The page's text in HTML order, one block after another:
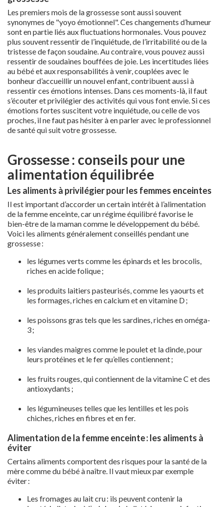
Les premiers mois de la grossesse sont aussi souvent
synonymes de "yoyo émotionnel". Ces changements d’humeur
sont en partie liés aux fluctuations hormonales. Vous pouvez
plus souvent ressentir de l’inquiétude, de l’irritabilité ou de la
tristesse de façon soudaine. Au contraire, vous pouvez aussi
ressentir de soudaines bouffées de joie. Les incertitudes liées
au bébé et aux responsabilités à venir, couplées avec le
bonheur d’accueillir un nouvel enfant, contribuent aussi à
ressentir ces émotions intenses. Dans ces moments-là, il faut
s’écouter et privilégier des activités qui vous font envie. Si ces
émotions fortes suscitent votre inquiétude, ou celle de vos
proches, il ne faut pas hésiter à en parler avec le professionnel
de santé qui suit votre grossesse.
Grossesse : conseils pour une
alimentation équilibrée
Les aliments à privilégier pour les femmes enceintes
Il est important d’accorder un certain intérêt à l’alimentation
de la femme enceinte, car un régime équilibré favorise le
bien-être de la maman comme le développement du bébé.
Voici les aliments généralement conseillés pendant une
grossesse :
les légumes verts comme les épinards et les brocolis,
riches en acide folique ;
les produits laitiers pasteurisés, comme les yaourts et
les formages, riches en calcium et en vitamine D ;
les poissons gras tels que les sardines, riches en oméga-
3 ;
les viandes maigres comme le poulet et la dinde, pour
leurs protéines et le fer qu’elles contiennent ;
les fruits rouges, qui contiennent de la vitamine C et des
antioxydants ;
les légumineuses telles que les lentilles et les pois
chiches, riches en fibres et en fer.
Alimentation de la femme enceinte : les aliments à
éviter
Certains aliments comportent des risques pour la santé de la
mère comme du bébé à naître. Il vaut mieux par exemple
éviter :
Les fromages au lait cru : ils peuvent contenir la